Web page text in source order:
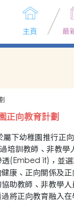
主頁 最
正向教育計劃
下幼稚園推行正
訓教師、非教學
(Embed it)，並
康、正向關係及
助教師、非教學
將正向教育融入